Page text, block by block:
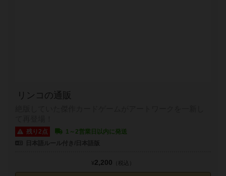
リンコの通販
残り2点
1～2営業日以内に発送
¥2,200 （税込）